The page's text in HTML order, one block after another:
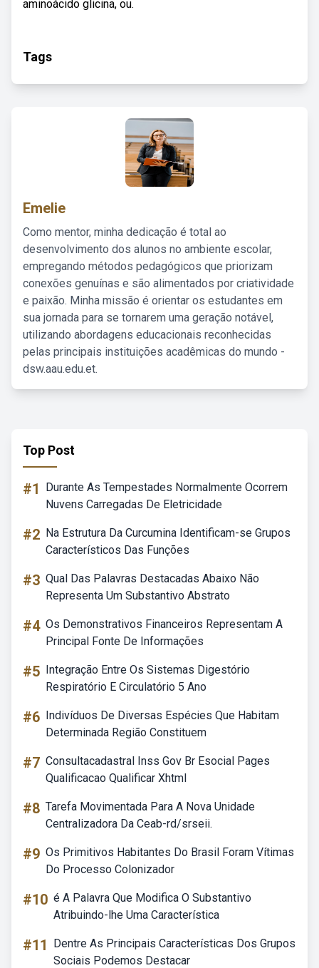
aminoácido glicina, ou.
Tags
Emelie
Como mentor, minha dedicação é total ao
desenvolvimento dos alunos no ambiente escolar,
empregando métodos pedagógicos que priorizam
conexões genuínas e são alimentados por criatividade
e paixão. Minha missão é orientar os estudantes em
sua jornada para se tornarem uma geração notável,
utilizando abordagens educacionais reconhecidas
pelas principais instituições acadêmicas do mundo -
dsw.aau.edu.et.
Top Post
#1
Durante As Tempestades Normalmente Ocorrem
Nuvens Carregadas De Eletricidade
#2 Na Estrutura Da Curcumina Identificam-se Grupos
Característicos Das Funções
#3 Qual Das Palavras Destacadas Abaixo Não
Representa Um Substantivo Abstrato
#4 Os Demonstrativos Financeiros Representam A
Principal Fonte De Informações
#5 Integração Entre Os Sistemas Digestório
Respiratório E Circulatório 5 Ano
#6 Indivíduos De Diversas Espécies Que Habitam
Determinada Região Constituem
#7 Consultacadastral Inss Gov Br Esocial Pages
Qualificacao Qualificar Xhtml
#8 Tarefa Movimentada Para A Nova Unidade
Centralizadora Da Ceab-rd/srseii.
#9 Os Primitivos Habitantes Do Brasil Foram Vítimas
Do Processo Colonizador
#10 é A Palavra Que Modifica O Substantivo
Atribuindo-lhe Uma Característica
#11
Dentre As Principais Características Dos Grupos
Sociais Podemos Destacar